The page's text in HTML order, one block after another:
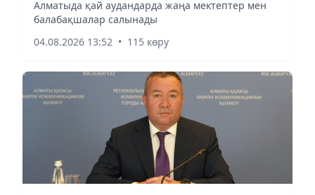
Алматыда қай аудандарда жаңа мектептер мен
балабақшалар салынады
04.08.2026 13:52 • 115 көру